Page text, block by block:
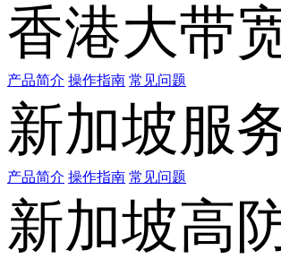
香港大带
产品简介 操作指南 常见问题
新加坡服
产品简介 操作指南 常见问题
新加坡高